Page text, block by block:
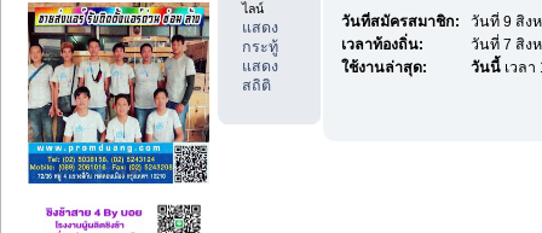
ไลน์
แสดง
กระทู้
แสดง
สถิติ
วันที่สมัครสมาชิก:
วันที่ 9 สิง
เวลาท้องถิ่น:
วันที่ 7 สิง
ใช้งานล่าสุด:
วันนี้เวลา